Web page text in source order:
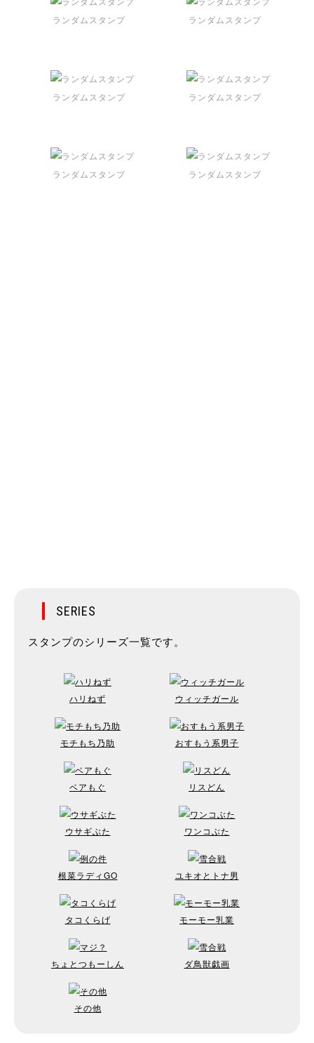
ランダムスタンプ ランダムスタンプ
ランダムスタンプ ランダムスタンプ
ランダムスタンプ ランダムスタンプ
SERIES
スタンプのシリーズ一覧です。
ハリねず ウィッチガール
モチもち乃助 おすもう系男子
ベアもぐ リスどん
ウサギぶた ワンコぶた
根菜ラディGO ユキオとトナ男
タコくらげ モーモー乳業
ちょとつもーしん ダ鳥獣戯画
その他